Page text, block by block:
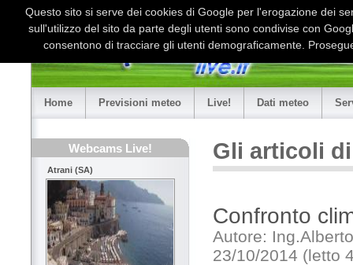
Home Previsioni meteo Live! Dati meteo
Webcams Live!
Atrani (SA)
Gli articoli
Confronto
Autore:
23/10/2014 (letto
Questo sito si serve dei cookies di Google per l'erogazione dei
sull'utilizzo del sito da parte degli utenti sono condivise con
consentono di tracciare gli utenti demograficamente.